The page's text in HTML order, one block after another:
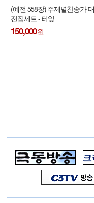
(예전 558장) 주제별찬송가 대
전집세트 - 테잎
150,000